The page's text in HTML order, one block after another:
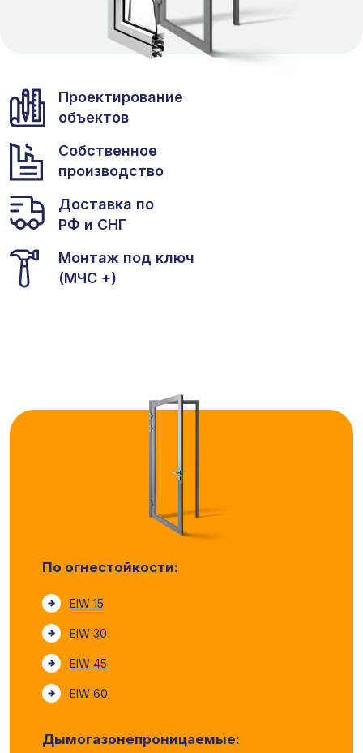
Проектирование
объектов
Собственное
производство
Доставка по
РФ и СНГ
Монтаж под ключ
(МЧС +)
По огнестойкости:
EIW 15
EIW 30
EIW 45
EIW 60
Дымогазонепроницаемые: